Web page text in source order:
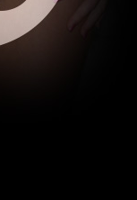
de passe